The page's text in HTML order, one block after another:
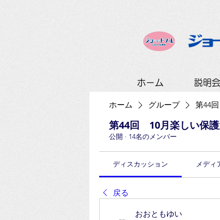
ホーム 説明
ホーム グループ 第44
第44回 10月楽しい保護
公開 · 14名のメンバー
ディスカッション メディ
戻る
おおともゆい